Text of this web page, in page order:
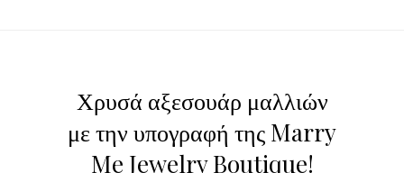
Χρυσά αξεσουάρ μαλλιών
με την υπογραφή της Marry
Me Jewelry Boutique!